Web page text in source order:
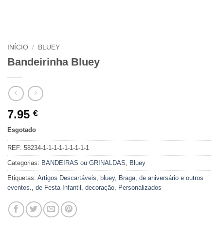
INÍCIO / BLUEY
Bandeirinha Bluey
7.95 €
Esgotado
REF: 58234-1-1-1-1-1-1-1-1-1
Categorias: BANDEIRAS ou GRINALDAS, Bluey
Etiquetas: Artigos Descartáveis, bluey, Braga, de aniversário e outros
eventos., de Festa Infantil , decoração, Personalizados